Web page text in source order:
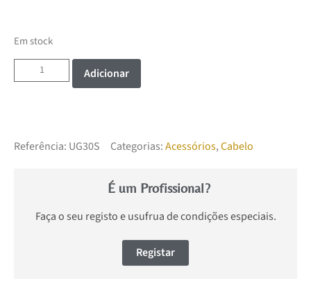
Em stock
Adicionar
Referência: UG30S Categorias:Acessórios,Cabelo
É um Profissional?
Faça o seu registo e usufrua de condições especiais.
Registar